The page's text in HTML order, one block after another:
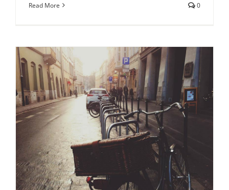
Read More 0